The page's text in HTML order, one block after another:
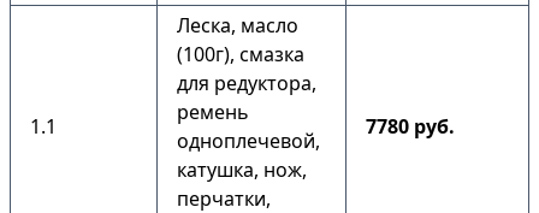
1.1
Леска, масло
(100г), смазка
для редуктора,
ремень
одноплечевой,
катушка, нож,
перчатки,
7780 руб.